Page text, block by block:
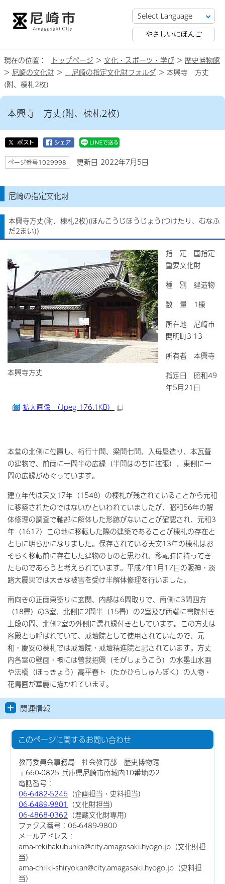
やさしいにほんご
現在の位置： トップページ > 文化・スポーツ・学び > 歴史博物館
> 尼崎の文化財 > 尼崎の指定文化財フォルダ > 本興寺 方丈
(附、棟札2枚)
本興寺 方丈(附、棟札2枚)
ページ番号1029998 更新日 2022年7月5日
尼崎の指定文化財
本興寺方丈(附、棟札2枚)(ほんこうじほうじょう(つけたり、むなふ
だ2まい))
本興寺方丈
指 定 国指定
重要文化財
種 別 建造物
数 量 1棟
所在地 尼崎市
開明町3-13
所有者 本興寺
指定日 昭和49
年5月21日
拡大画像 （Jpeg 176.1KB）
本堂の北側に位置し、桁行十間、梁間七間、入母屋造り、本瓦葺
の建物で、前面に一間半の広縁（半間はのちに拡張）、東側に一
間の広縁がめぐっています。
建立年代は天文17年（1548）の棟札が残されていることから元和
に移築されたのではないかといわれていましたが、昭和56年の解
体修理の調査で軸部に解体した形跡がないことが確認され、元和3
年（1617）この地に移転した際の建築であることが棟札の存在と
ともに明らかになりました。保存されている天文13年の棟札はお
そらく移転前に存在した建物のものと思われ、移転時に持ってき
たものであろうと考えられています。平成7年1月17日の阪神・淡
路大震災では大きな被害を受け半解体修理を行いました。
南向きの正面東寄りに玄関、内部は6間取りで、南側に3間四方
（18畳）の3室、北側に2間半（15畳）の2室及び西端に書院付き
上段の間、北側2室の外側に濡れ縁付きとしています。この方丈は
客殿とも呼ばれていて、戒壇院として使用されていたので、元
和・慶安の棟札では戒壇院・戒壇精進院と記されています。方丈
内各室の壁面・襖には曽我招興（そがしょうこう）の水墨山水画
や法橋（ほっきょう）高平春卜（たかひらしゅんぼく）の人物・
花鳥画が華麗に描かれています。
関連情報
このページに関するお問い合わせ
教育委員会事務局 社会教育部 歴史博物館
〒660-0825 兵庫県尼崎市南城内10番地の2
電話番号：
06-6482-5246 （企画担当・史料担当）
06-6489-9801
（文化財担当）
06-4868-0362 （埋蔵文化財専用）
ファクス番号：06-6489-9800
メールアドレス：
ama-rekihakubunka@city.amagasaki.hyogo.jp（文化財担
当）
ama-chiiki-shiryokan@city.amagasaki.hyogo.jp（史料担
当）